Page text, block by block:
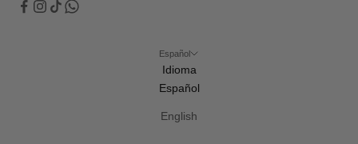
Español
Idioma
Español
English